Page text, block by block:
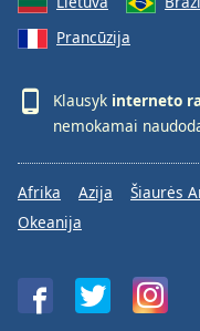
Prancūzija
Klausyk interneto
nemokamai
Afrika Azija Šiaurės
Okeanija